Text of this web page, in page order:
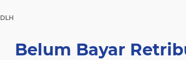
DLH
Belum Bayar